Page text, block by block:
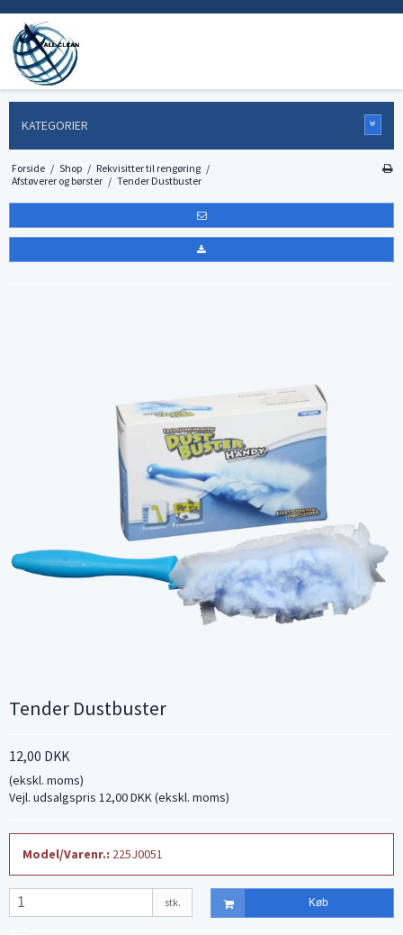
KATEGORIER
Forside / Shop / Rekvisitter til rengøring /
Afstøverer og børster / Tender Dustbuster
Tender Dustbuster
12,00 DKK
(ekskl. moms)
Vejl. udsalgspris 12,00 DKK(ekskl. moms)
Model/Varenr.: 225J0051
stk. Køb